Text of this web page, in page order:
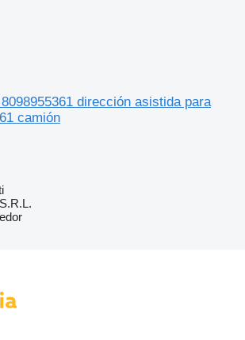
dirección asistida para
camión